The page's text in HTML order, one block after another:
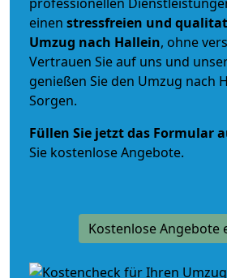
einen stressfreien und
Umzug nach Hallein, ohne
Vertrauen Sie auf uns und
genießen Sie den Umzug nach
Sorgen.
Füllen Sie jetzt das Formular
Sie kostenlose Angebote.
Kostenlose Angebote